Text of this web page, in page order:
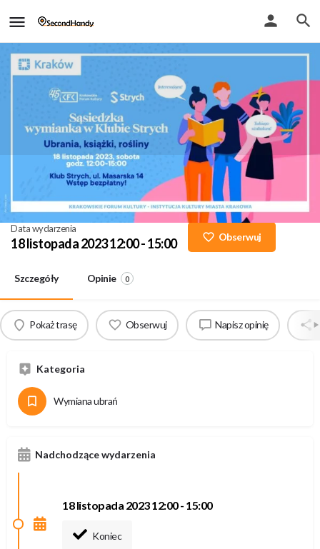
Sąsiedzka wymianka. Ubrania,
książki, rośliny
Data wydarzenia
18 listopada 2023 12:00 - 15:00 Obserwuj
Szczegóły Opinie 0
Pokaż trasę Obserwuj Napisz opinię
Kategoria
Wymiana ubrań
Nadchodzące wydarzenia
18 listopada 2023 12:00 - 15:00
Koniec